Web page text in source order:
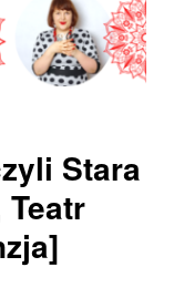
Stara